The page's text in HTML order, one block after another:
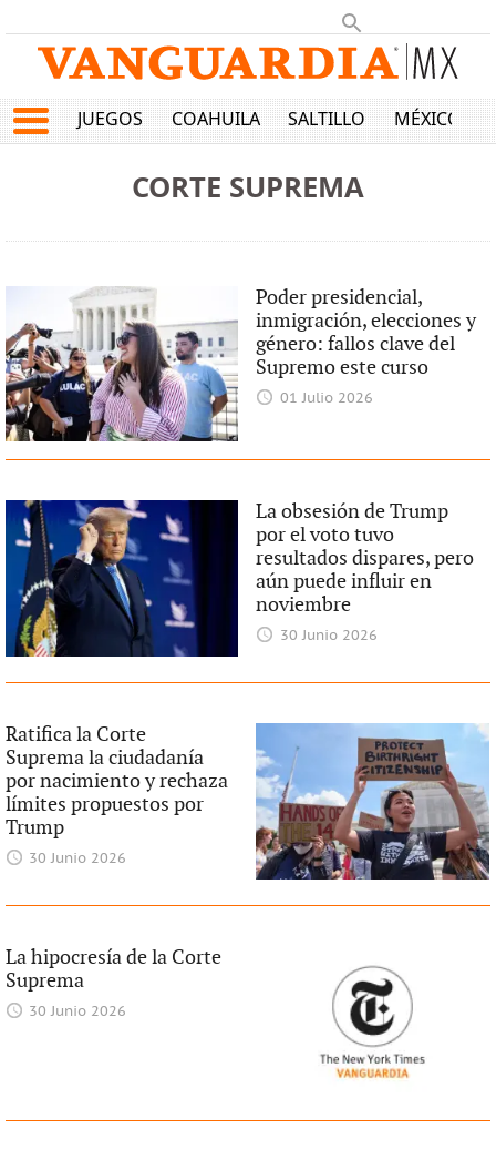
JUEGOS COAHUILA SALTILLO MÉXICO
CORTE SUPREMA
Poder presidencial,
inmigración, elecciones y
género: fallos clave del
Supremo este curso
01 Julio 2026
La obsesión de Trump
por el voto tuvo
resultados dispares, pero
aún puede influir en
noviembre
30 Junio 2026
Ratifica la Corte
Suprema la ciudadanía
por nacimiento y rechaza
límites propuestos por
Trump
30 Junio 2026
La hipocresía de la Corte
Suprema
30 Junio 2026